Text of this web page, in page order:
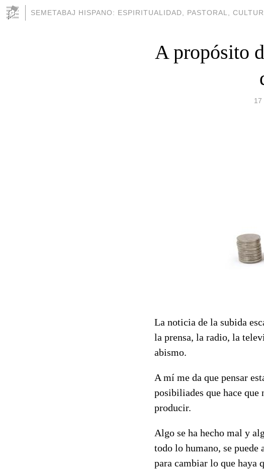
SEMETABAJ HISPANO: ESPIRITUALIDAD, PASTORAL,
A propósito
17
La noticia de la subida
la prensa, la radio, la
abismo.
A mí me da que pensar
posibiliades que hace que
producir.
Algo se ha hecho mal y
todo lo humano, se
para cambiar lo que haya